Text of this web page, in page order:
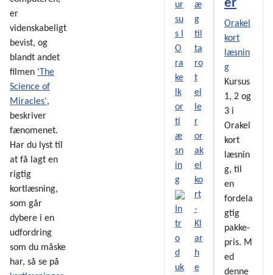
er
videnskabeligt
bevist, og
blandt andet
filmen 'The
Science of
Miracles',
beskriver
fænomenet.
Har du lyst til
at få lagt en
rigtig
kortlæsning,
som går
dybere i en
udfordring
som du måske
har, så se på
In
tr
o
d
uk
Orakel
kort
læsnin
g
Kursus
1, 2 og
3 i
Orakel
kort
læsnin
g, til
en
fordela
gtig
pakke-
pris. M
ed
denne